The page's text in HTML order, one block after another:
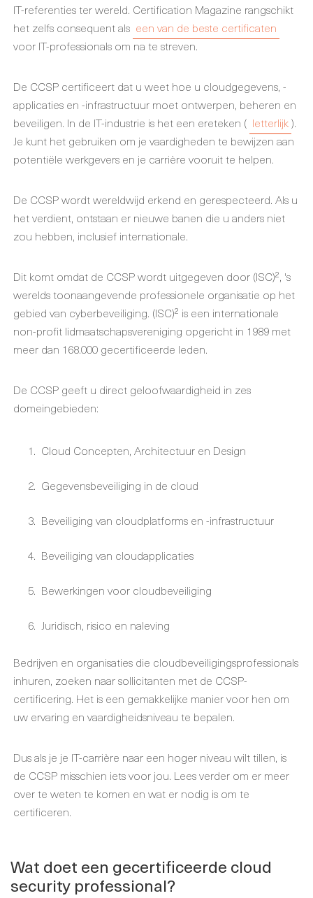
IT-referenties ter wereld. Certification Magazine rangschikt
het zelfs consequent als een van de beste certificaten
voor IT-professionals om na te streven.
De CCSP certificeert dat u weet hoe u cloudgegevens, -
applicaties en -infrastructuur moet ontwerpen, beheren en
beveiligen. In de IT-industrie is het een ereteken ( letterlijk).
Je kunt het gebruiken om je vaardigheden te bewijzen aan
potentiële werkgevers en je carrière vooruit te helpen.
De CCSP wordt wereldwijd erkend en gerespecteerd. Als u
het verdient, ontstaan er nieuwe banen die u anders niet
zou hebben, inclusief internationale.
Dit komt omdat de CCSP wordt uitgegeven door (ISC)², 's
werelds toonaangevende professionele organisatie op het
gebied van cyberbeveiliging. (ISC)² is een internationale
non-profit lidmaatschapsvereniging opgericht in 1989 met
meer dan 168.000 gecertificeerde leden.
De CCSP geeft u direct geloofwaardigheid in zes
domeingebieden:
Cloud Concepten, Architectuur en Design
Gegevensbeveiliging in de cloud
Beveiliging van cloudplatforms en -infrastructuur
Beveiliging van cloudapplicaties
Bewerkingen voor cloudbeveiliging
Juridisch, risico en naleving
Bedrijven en organisaties die cloudbeveiligingsprofessionals
inhuren, zoeken naar sollicitanten met de CCSP-
certificering. Het is een gemakkelijke manier voor hen om
uw ervaring en vaardigheidsniveau te bepalen.
Dus als je je IT-carrière naar een hoger niveau wilt tillen, is
de CCSP misschien iets voor jou. Lees verder om er meer
over te weten te komen en wat er nodig is om te
certificeren.
Wat doet een gecertificeerde cloud
security professional?